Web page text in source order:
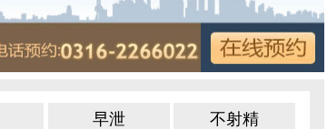
早泄 不射精